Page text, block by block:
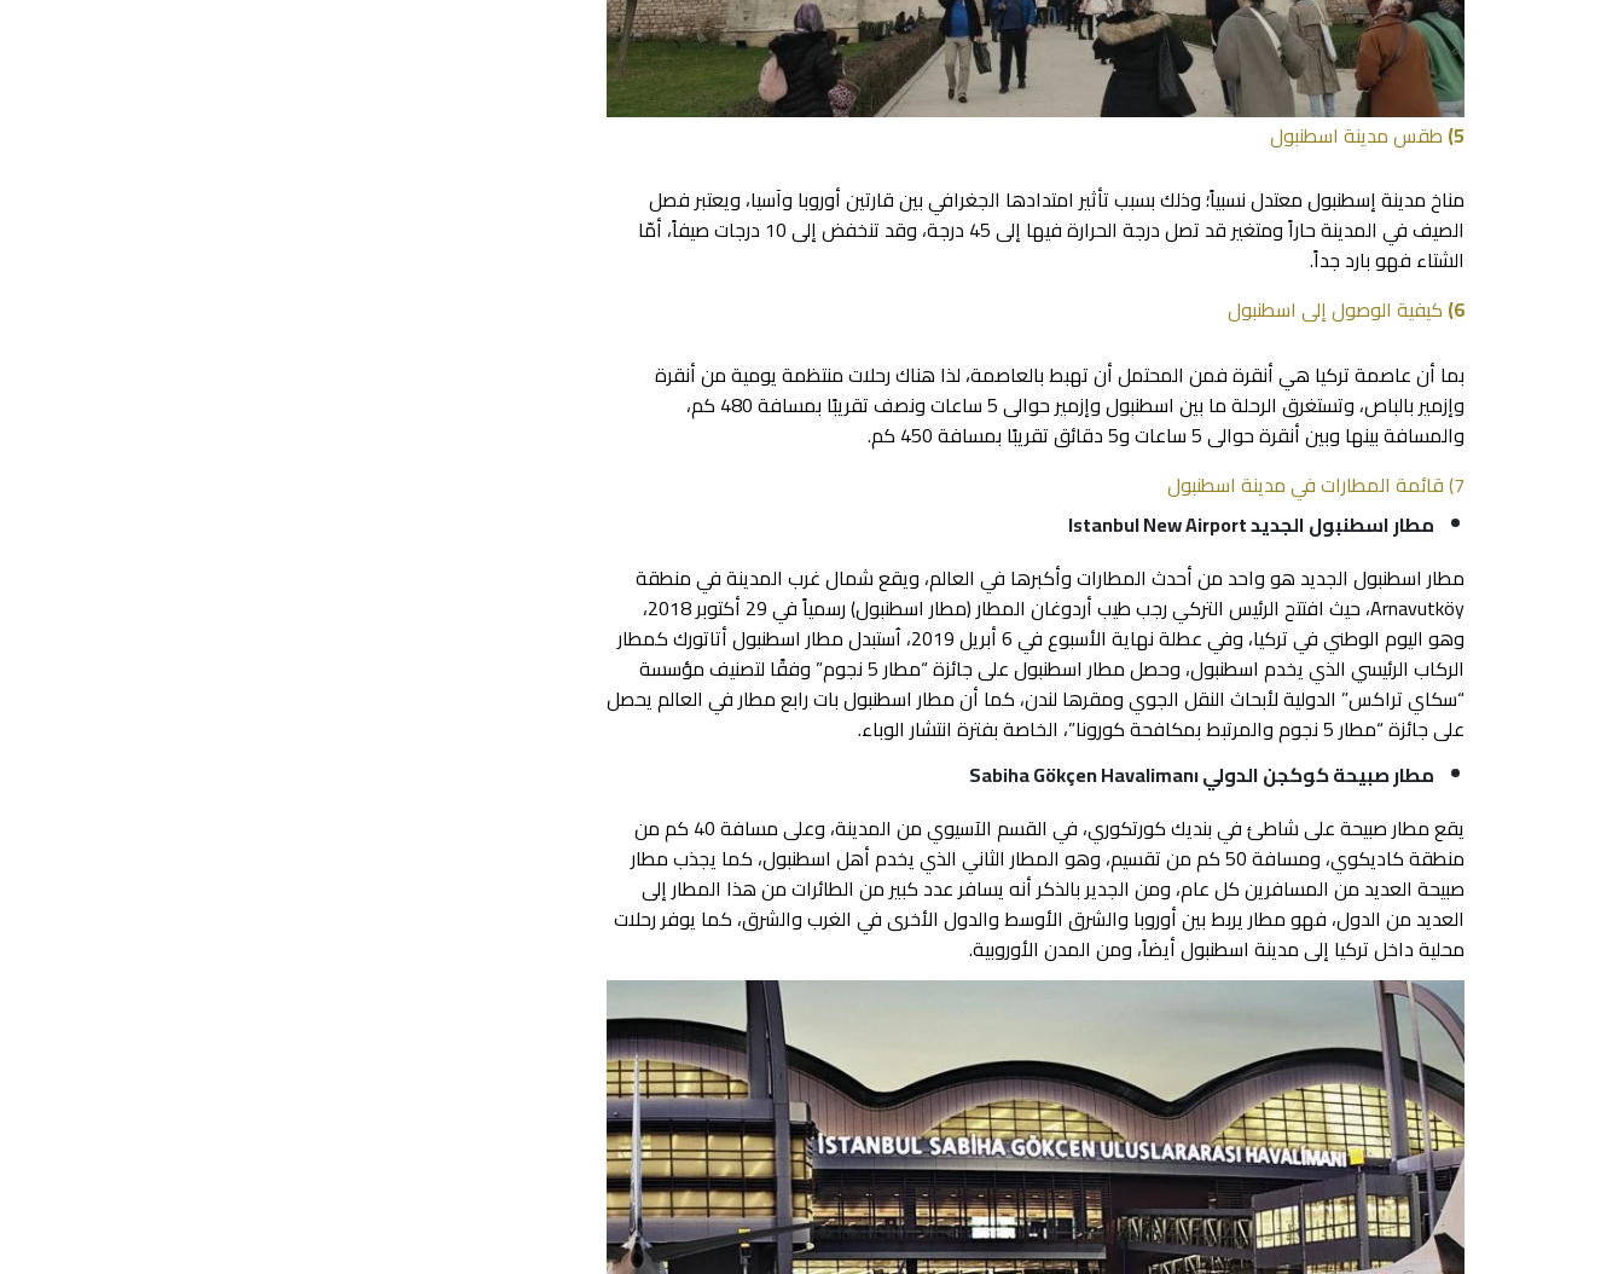
5) طقس مدينة اسطنبول
مناخ مدينة إسطنبول معتدل نسبياً؛ وذلك بسبب تأثير امتدادها الجغرافي بين قارتين أوروبا وآسيا، ويعتبر فصل
الصيف في المدينة حاراً ومتغير قد تصل درجة الحرارة فيها إلى 45 درجة، وقد تنخفض إلى 10 درجات صيفاً، أمّا
الشتاء فهو بارد جداً.
6) كيفية الوصول إلى اسطنبول
بما أن عاصمة تركيا هي أنقرة فمن المحتمل أن تهبط بالعاصمة، لذا هناك رحلات منتظمة يومية من أنقرة
وإزمير بالباص، وتستغرق الرحلة ما بين اسطنبول وإزمير حوالى 5 ساعات ونصف تقريبًا بمسافة 480 كم،
والمسافة بينها وبين أنقرة حوالى 5 ساعات و5 دقائق تقريبًا بمسافة 450 كم.
7) قائمة المطارات في مدينة اسطنبول
مطار اسطنبول الجديدIstanbul New Airport
مطار اسطنبول الجديد هو واحد من أحدث المطارات وأكبرها في العالم، ويقع شمال غرب المدينة في منطقة
Arnavutköy، حيث افتتح الرئيس التركي رجب طيب أردوغان المطار (مطار اسطنبول) رسمياً في 29 أكتوبر 2018،
وهو اليوم الوطني في تركيا، وفي عطلة نهاية الأسبوع في 6 أبريل 2019، اُستبدل مطار اسطنبول أتاتورك كمطار
الركاب الرئيسي الذي يخدم اسطنبول، وحصل مطار اسطنبول على جائزة “مطار 5 نجوم” وفقًا لتصنيف مؤسسة
“سكاي تراكس” الدولية لأبحاث النقل الجوي ومقرها لندن، كما أن مطار اسطنبول بات رابع مطار في العالم يحصل
على جائزة “مطار 5 نجوم والمرتبط بمكافحة كورونا”، الخاصة بفترة انتشار الوباء.
مطار صبيحة كوكجن الدوليSabiha Gökçen Havalimanı
يقع مطار صبيحة على شاطئ في بنديك كورتكوري، في القسم الآسيوي من المدينة، وعلى مسافة 40 كم من
منطقة كاديكوي، ومسافة 50 كم من تقسيم، وهو المطار الثاني الذي يخدم أهل اسطنبول، كما يجذب مطار
صبيحة العديد من المسافرين كل عام، ومن الجدير بالذكر أنه يسافر عدد كبير من الطائرات من هذا المطار إلى
العديد من الدول، فهو مطار يربط بين أوروبا والشرق الأوسط والدول الأخرى في الغرب والشرق، كما يوفر رحلات
محلية داخل تركيا إلى مدينة اسطنبول أيضاً، ومن المدن الأوروبية.